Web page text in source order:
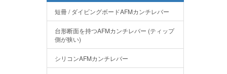
短冊 / ダイビングボードAFMカンチレバー
台形断面を持つAFMカンチレバー (ティップ
側が狭い)
シリコンAFMカンチレバー